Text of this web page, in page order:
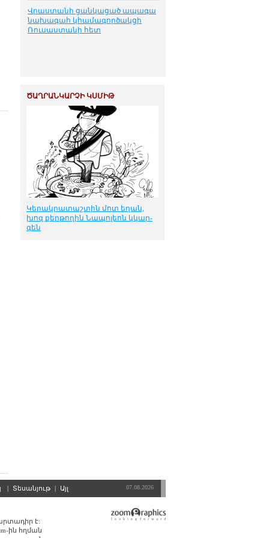
Վրաստանի ցանկացած ապագա
նախագահ կհամագործակցի
Ռուսաստանի հետ
ԾԱՂՐԱՆԿԱՐՉԻ ԿՍՄԻԹ
Կե­րակ­րա­տաշ­տին մոտ ե­ղան,
խոզ քեր­թո­ղին Նա­պո­լեոն կկար­
գեն
| Տեսանյութ | Այլ 07.08.2026
է:
ին հղման